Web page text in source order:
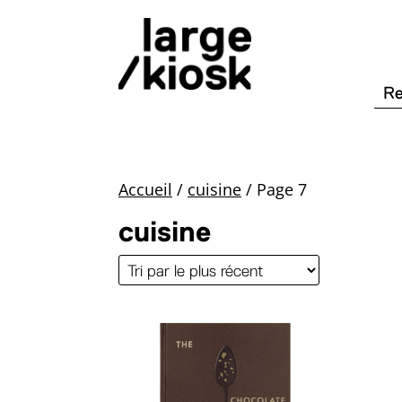
Accueil / cuisine / Page 7
cuisine